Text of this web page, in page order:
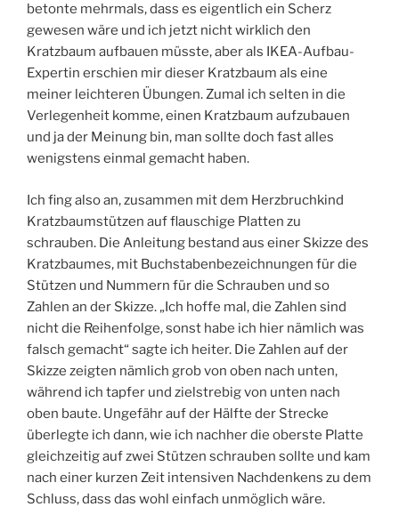
betonte mehrmals, dass es eigentlich ein Scherz
gewesen wäre und ich jetzt nicht wirklich den
Kratzbaum aufbauen müsste, aber als IKEA-Aufbau-
Expertin erschien mir dieser Kratzbaum als eine
meiner leichteren Übungen. Zumal ich selten in die
Verlegenheit komme, einen Kratzbaum aufzubauen
und ja der Meinung bin, man sollte doch fast alles
wenigstens einmal gemacht haben.
Ich fing also an, zusammen mit dem Herzbruchkind
Kratzbaumstützen auf flauschige Platten zu
schrauben. Die Anleitung bestand aus einer Skizze des
Kratzbaumes, mit Buchstabenbezeichnungen für die
Stützen und Nummern für die Schrauben und so
Zahlen an der Skizze. „Ich hoffe mal, die Zahlen sind
nicht die Reihenfolge, sonst habe ich hier nämlich was
falsch gemacht“ sagte ich heiter. Die Zahlen auf der
Skizze zeigten nämlich grob von oben nach unten,
während ich tapfer und zielstrebig von unten nach
oben baute. Ungefähr auf der Hälfte der Strecke
überlegte ich dann, wie ich nachher die oberste Platte
gleichzeitig auf zwei Stützen schrauben sollte und kam
nach einer kurzen Zeit intensiven Nachdenkens zu dem
Schluss, dass das wohl einfach unmöglich wäre.